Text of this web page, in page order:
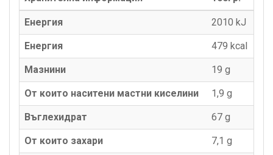
Енергия 2010 kJ
Енергия 479 kcаl
Мазнини 19 g
От които наситени мастни киселини 1,9 g
Въглехидрат 67 g
От които захари 7,1 g